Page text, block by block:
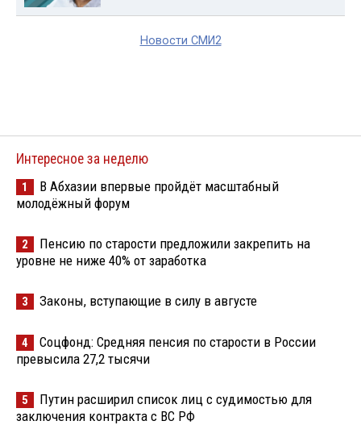
Новости СМИ2
Интересное за неделю
1
В Абхазии впервые пройдёт масштабный
молодёжный форум
2
Пенсию по старости предложили закрепить на
уровне не ниже 40% от заработка
3 Законы, вступающие в силу в августе
4
Соцфонд: Средняя пенсия по старости в России
превысила 27,2 тысячи
5
Путин расширил список лиц с судимостью для
заключения контракта с ВС РФ